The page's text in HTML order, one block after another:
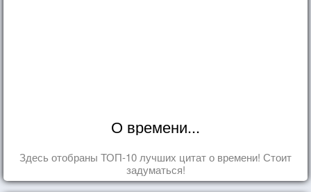
О времени...
Здесь отобраны ТОП-10 лучших цитат о времени! Стоит
задуматься!